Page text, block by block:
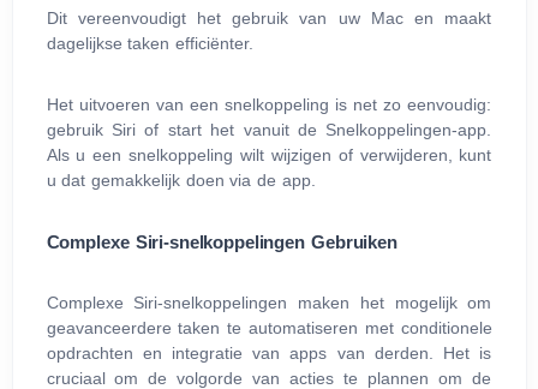
Dit vereenvoudigt het gebruik van uw Mac en maakt
dagelijkse taken efficiënter.
Het uitvoeren van een snelkoppeling is net zo eenvoudig:
gebruik Siri of start het vanuit de Snelkoppelingen-app.
Als u een snelkoppeling wilt wijzigen of verwijderen, kunt
u dat gemakkelijk doen via de app.
Complexe Siri-snelkoppelingen Gebruiken
Complexe Siri-snelkoppelingen maken het mogelijk om
geavanceerdere taken te automatiseren met conditionele
opdrachten en integratie van apps van derden. Het is
cruciaal om de volgorde van acties te plannen om de